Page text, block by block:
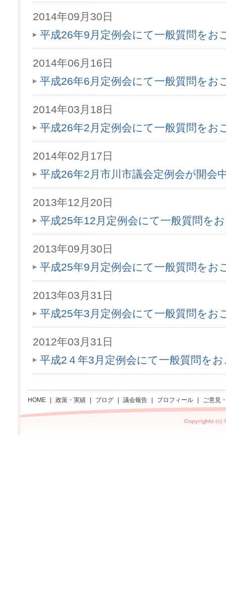
2014年09月30日
平成26年9月定例会にて一般質問をお
2014年06月16日
平成26年6月定例会にて一般質問をお
2014年03月18日
平成26年2月定例会にて一般質問をお
2014年02月17日
平成26年2月市川市議会定例会が開会
2013年12月20日
平成25年12月定例会にて一般質問を
2013年09月30日
平成25年9月定例会にて一般質問をお
2013年03月31日
平成25年3月定例会にて一般質問をお
2012年03月31日
平成2４年3月定例会にて一般質問を
HOME 政策・実績 ブログ 議会報告 プロフィール ご意見